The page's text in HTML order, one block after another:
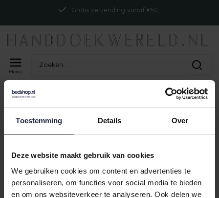
Toestemming Details Over
Deze website maakt gebruik van cookies
We gebruiken cookies om content en advertenties te
personaliseren, om functies voor social media te bieden
en om ons websiteverkeer te analyseren. Ook delen we
Gratis verzending vanaf €50,-
Menu
Home
PRODUCTEN GETAGD MET
ISM_ABYSSMUSTCT_ZANZIBAR
Geen producten gevonden!